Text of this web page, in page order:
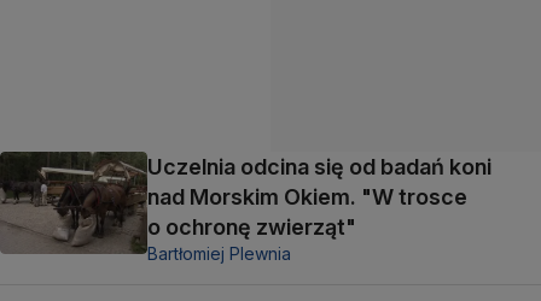
Uczelnia odcina się od badań koni
nad Morskim Okiem. "W trosce
o ochronę zwierząt"
Bartłomiej Plewnia